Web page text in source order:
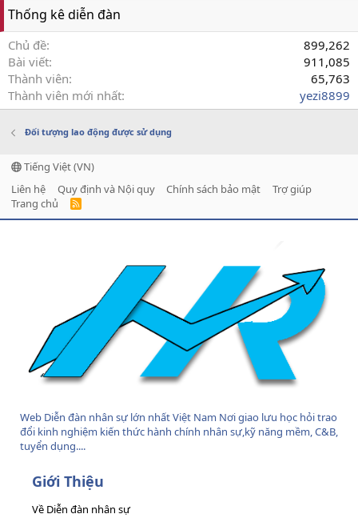
Thống kê diễn đàn
Chủ đề
899,262
Bài viết
911,085
Thành viên
65,763
Thành viên mới nhất
yezi8899
Đối tượng lao động được sử dụng
Tiếng Việt (VN)
Liên hệ
Quy định và Nội quy Chính sách bảo mật
Trợ giúp
Trang chủ
R
Web Diễn đàn nhân sự lớn nhất Việt Nam Nơi giao lưu học hỏi trao
đổi kinh nghiệm kiến thức hành chính nhân sự,kỹ năng mềm, C&B,
tuyển dụng....
Giới Thiệu
Về Diễn đàn nhân sự